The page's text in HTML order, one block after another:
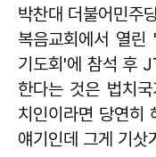
박찬대 더불어민주
복음교회에서 열린
기도회'에 참석 후
한다는 것은 법치
치인이라면 당연히
얘기인데 그게 기삿